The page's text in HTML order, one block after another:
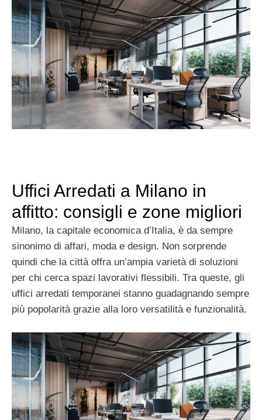
Uffici Arredati a Milano in
affitto: consigli e zone migliori
Milano, la capitale economica d’Italia, è da sempre
sinonimo di affari, moda e design. Non sorprende
quindi che la città offra un’ampia varietà di soluzioni
per chi cerca spazi lavorativi flessibili. Tra queste, gli
uffici arredati temporanei stanno guadagnando sempre
più popolarità grazie alla loro versatilità e funzionalità.